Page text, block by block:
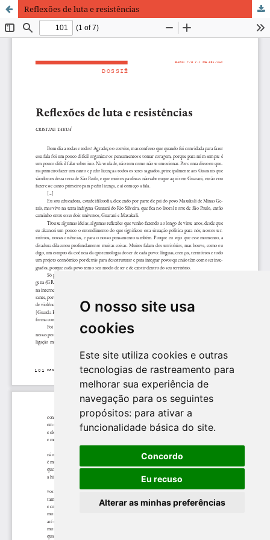
O nosso site usa
cookies
Este site utiliza cookies e outras
tecnologias de rastreamento para
melhorar sua experiência de
navegação para os seguintes
propósitos: para ativar a
funcionalidade básica do site.
Concordo
Eu recuso
Alterar as minhas preferências
Reflexões de luta e resistências